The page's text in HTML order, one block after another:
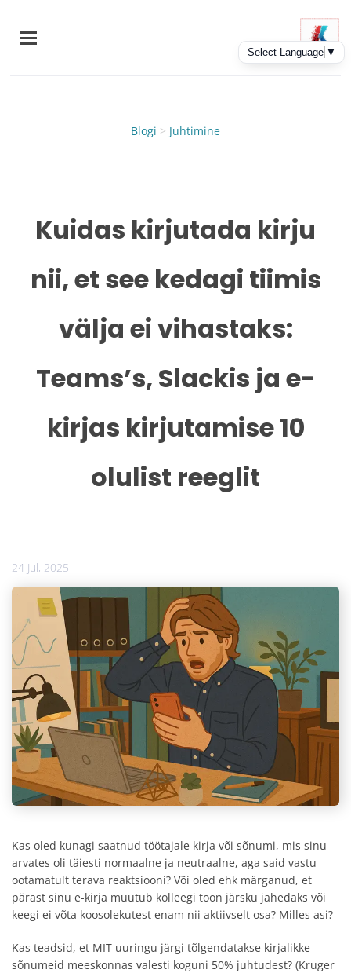
main
Blogi > Juhtimine
Kuidas kirjutada kirju
nii, et see kedagi tiimis
välja ei vihastaks:
Teams’s, Slackis ja e-
kirjas kirjutamise 10
olulist reeglit
24 Jul, 2025
Kas oled kunagi saatnud töötajale kirja või sõnumi, mis sinu
arvates oli täiesti normaalne ja neutraalne, aga said vastu
ootamatult terava reaktsiooni? Või oled ehk märganud, et
pärast sinu e-kirja muutub kolleegi toon järsku jahedaks või
keegi ei võta koosolekutest enam nii aktiivselt osa? Milles asi?
Kas teadsid, et MIT uuringu järgi tõlgendatakse kirjalikke
sõnumeid meeskonnas valesti koguni 50% juhtudest? (Kruger